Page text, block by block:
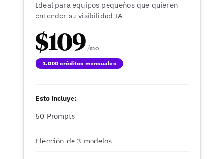
Ideal para equipos pequeños que quieren
entender su visibilidad IA
$109
1.000 créditos mensuales
Esto incluye:
50 Prompts
Elección de 3 modelos